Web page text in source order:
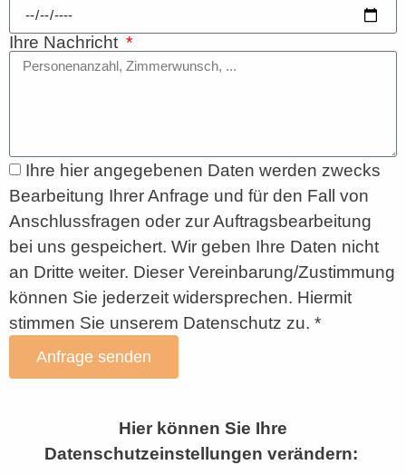
Ihre Nachricht
Ihre hier angegebenen Daten werden zwecks
Bearbeitung Ihrer Anfrage und für den Fall von
Anschlussfragen oder zur Auftragsbearbeitung
bei uns gespeichert. Wir geben Ihre Daten nicht
an Dritte weiter. Dieser Vereinbarung/Zustimmung
können Sie jederzeit widersprechen. Hiermit
stimmen Sie unserem Datenschutz zu. *
Anfrage senden
Hier können Sie Ihre
Datenschutzeinstellungen verändern: